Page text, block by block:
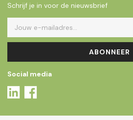
Schrijf je in voor de nieuwsbrief
ABONNEER
Social media